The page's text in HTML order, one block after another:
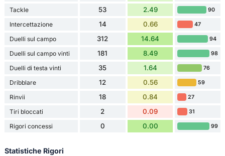
Tackle 53 2.49 90
Intercettazione 14 0.66 47
Duelli sul campo 312 14.64 94
Duelli sul campo vinti 181 8.49 98
Duelli di testa vinti 35 1.64 76
Dribblare 12 0.56 59
Rinvii 18 0.84 27
Tiri bloccati 2 0.09 31
Rigori concessi 0 0.00 99
Statistiche Rigori